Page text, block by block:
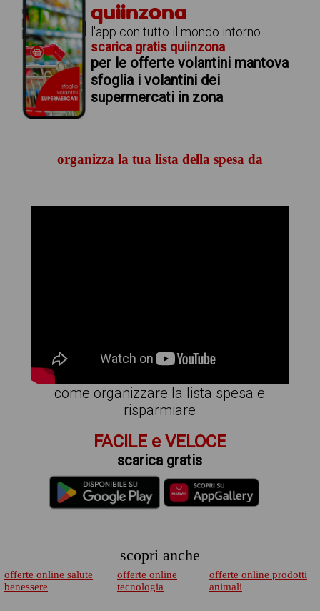
quiinzona
l'app con tutto il mondo intorno
scarica gratis quiinzona
per le offerte volantini mantova
sfoglia i volantini dei
supermercati in zona
organizza la tua lista della spesa da
come organizzare la lista spesa e
risparmiare
FACILE e VELOCE
scarica gratis
scopri anche
offerte online salute
benessere
offerte online
tecnologia
offerte online prodotti
animali